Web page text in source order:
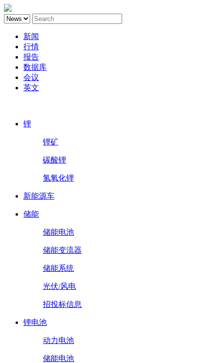
新闻
行情
报告
数据库
会议
英文
锂
锂矿
碳酸锂
氢氧化锂
新能源车
储能
储能电池
储能变流器
储能系统
光伏/风电
招投标信息
锂电池
动力电池
储能电池